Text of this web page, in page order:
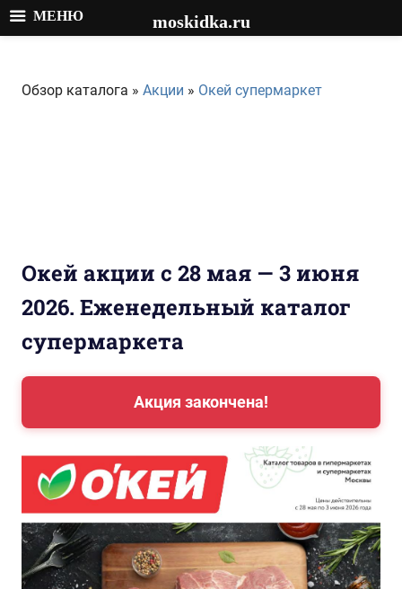
содержимому
Обзор каталога » Акции » Окей супермаркет
Окей акции с 28 мая — 3 июня
2026. Еженедельный каталог
супермаркета
Акция закончена!
МЕНЮ moskidka.ru